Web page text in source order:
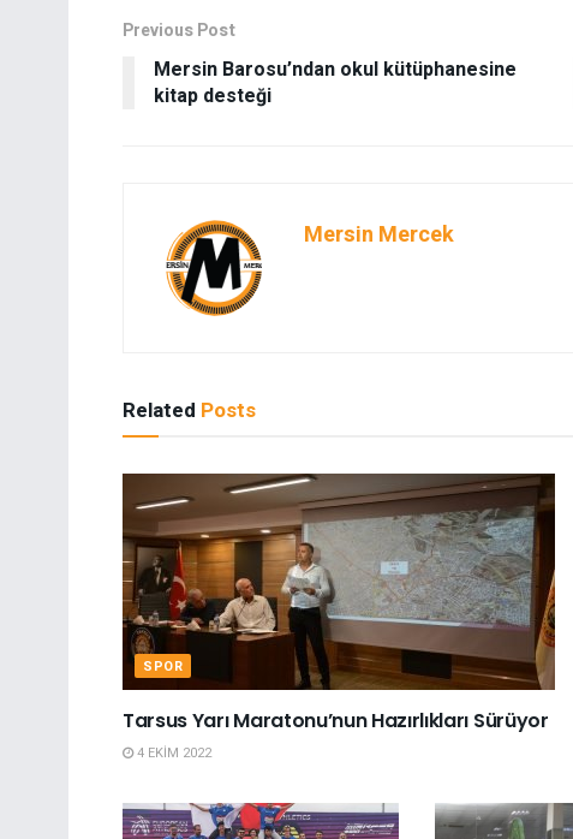
Previous Post
Mersin Barosu’ndan okul kütüphanesine
kitap desteği
Mersin Mercek
Related Posts
SPOR
Tarsus Yarı Maratonu’nun Hazırlıkları Sürüyor
4 EKIM 2022